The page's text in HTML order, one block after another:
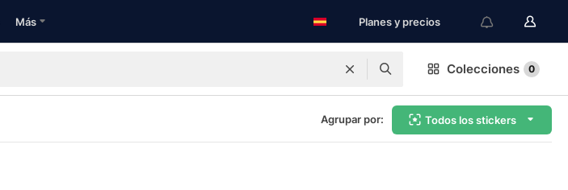
Más Planes y precios
Colecciones 0
Agrupar por: Todos los stickers